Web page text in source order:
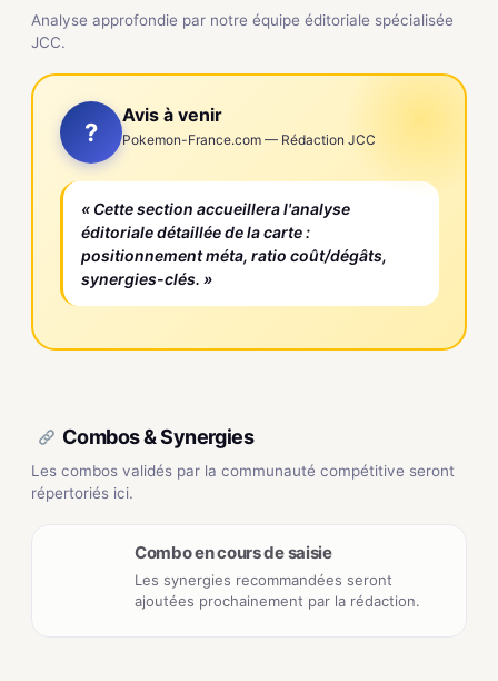
Analyse approfondie par notre équipe éditoriale spécialisée
JCC.
?
Avis à venir
Pokemon-France.com — Rédaction JCC
« Cette section accueillera l'analyse
éditoriale détaillée de la carte :
positionnement méta, ratio coût/dégâts,
synergies-clés. »
Combos & Synergies
Les combos validés par la communauté compétitive seront
répertoriés ici.
Combo en cours de saisie
Les synergies recommandées seront
ajoutées prochainement par la rédaction.